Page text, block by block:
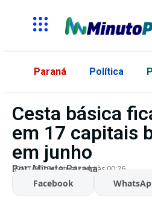
Paraná Política
Cesta básica
em 17 capitais
em junho
Por:Minuto Parana
09/07/2026 Atualizado às 00:26
Facebook